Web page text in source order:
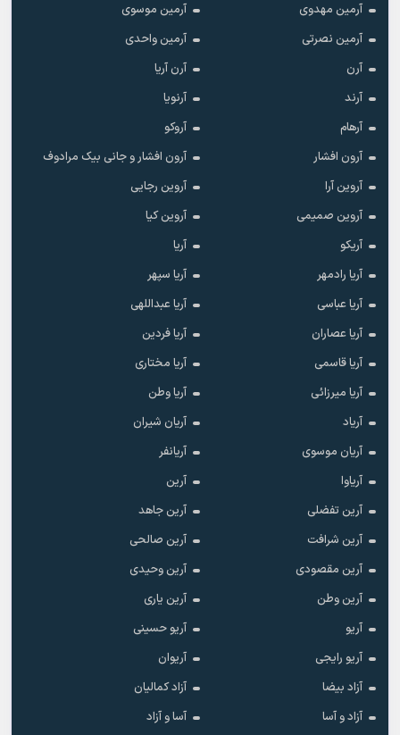
آرمین مهدوی
آرمین موسوی
آرمین نصرتی
آرمین واحدی
آرن
آرن آریا
آرند
آرنویا
آرهام
آروکو
آرون افشار
آرون افشار و جانی بیک مرادوف
آروین آرا
آروین رجایی
آروین صمیمی
آروین کیا
آریکو
آریا
آریا رادمهر
آریا سپهر
آریا عباسی
آریا عبداللهی
آریا عصاران
آریا فردین
آریا قاسمی
آریا مختاری
آریا میرزائی
آریا وطن
آریاد
آریان شیران
آریان موسوی
آریانفر
آریاوا
آرین
آرین تفضلی
آرین جاهد
آرین شرافت
آرین صالحی
آرین مقصودی
آرین وحیدی
آرین وطن
آرین یاری
آریو
آریو حسینی
آریو رایجی
آریوان
آزاد بیضا
آزاد کمالیان
آزاد و آسا
آسا و آزاد